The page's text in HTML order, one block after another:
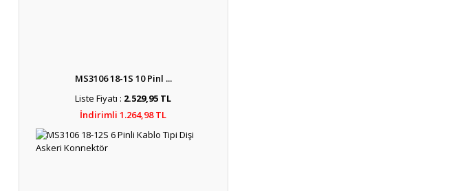
MS3106 18-1S 10 Pinl ...
Liste Fiyatı : 2.529,95 TL
İndirimli 1.264,98 TL